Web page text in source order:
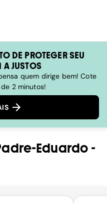
DE PROTEGER SEU
JUSTOS
quem dirige bem! Cote
2 minutos!
Eduardo -